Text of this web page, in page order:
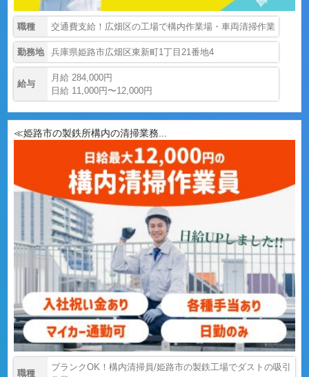
職種 交通費支給！広畑区の工場で構内作業場・車両清掃作業
勤務地 兵庫県姫路市広畑区東新町1丁目21番地4
給与
月給 284,000円
日給 11,000円〜12,000円
≪姫路市の製鉄所構内の清掃業務...
職種
ブランクOK！構内清掃員/姫路市の製鉄工場でダストの吸引